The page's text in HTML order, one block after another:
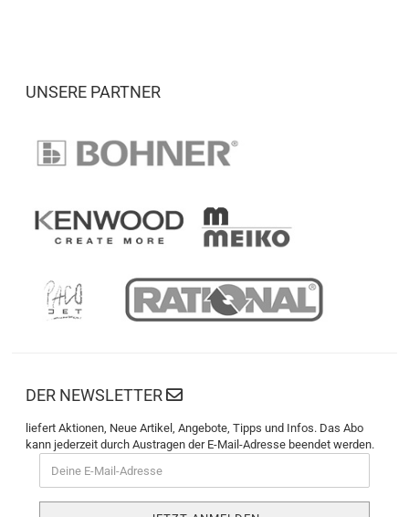
UNSERE PARTNER
DER NEWSLETTER
liefert Aktionen, Neue Artikel, Angebote, Tipps und Infos. Das Abo
kann jederzeit durch Austragen der E-Mail-Adresse beendet werden.